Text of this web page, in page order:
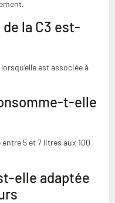
la C3 est-
est associée à
t-elle
5 et 7 litres aux 100
elle adaptée